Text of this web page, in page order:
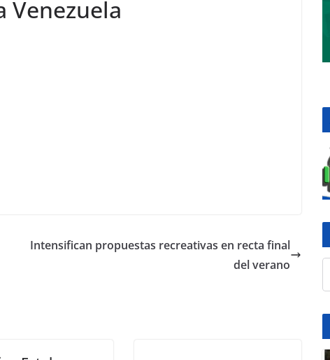
Venezuela
Intensifican propuestas recreativas en recta final
del verano